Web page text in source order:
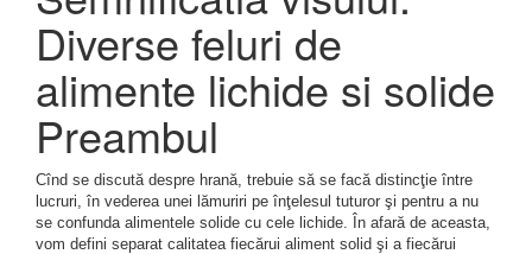
Diverse feluri de
alimente lichide si solide
Preambul
Cînd se discută despre hrană, trebuie să se facă distincţie între
lucruri, în vederea unei lămuriri pe înţelesul tuturor şi pentru a nu
se confunda alimentele solide cu cele lichide. În afară de aceasta,
vom defini separat calitatea fiecărui aliment solid şi a fiecărui